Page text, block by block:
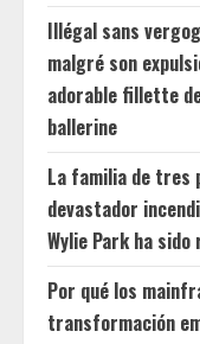
Illégal sans
malgré son
adorable fillette
ballerine
La familia de tres
devastador
Wylie Park ha
Por qué los
transformación